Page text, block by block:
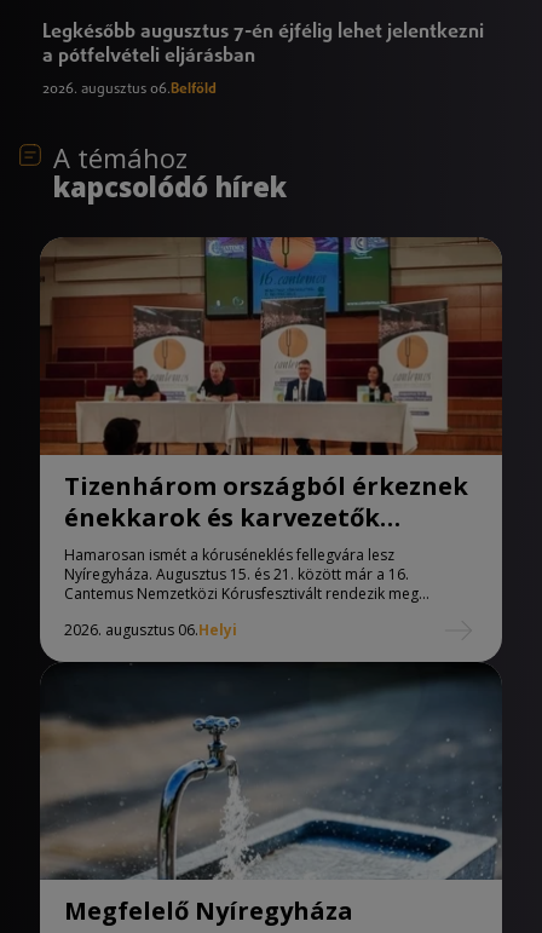
Legkésőbb augusztus 7-én éjfélig lehet jelentkezni
a pótfelvételi eljárásban
2026. augusztus 06.Belföld
A témához
kapcsolódó hírek
Tizenhárom országból érkeznek
énekkarok és karvezetők
Nyíregyházára
Hamarosan ismét a kóruséneklés fellegvára lesz
Nyíregyháza. Augusztus 15. és 21. között már a 16.
Cantemus Nemzetközi Kórusfesztivált rendezik meg...
2026. augusztus 06.Helyi
Megfelelő Nyíregyháza